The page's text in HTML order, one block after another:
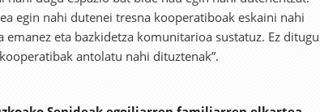
egin nahi dutenei tresna kooperatiboak eskaini nahi
emanez eta bazkidetza komunitarioa sustatuz. Ez ditugu
antolatu nahi dituztenak”.